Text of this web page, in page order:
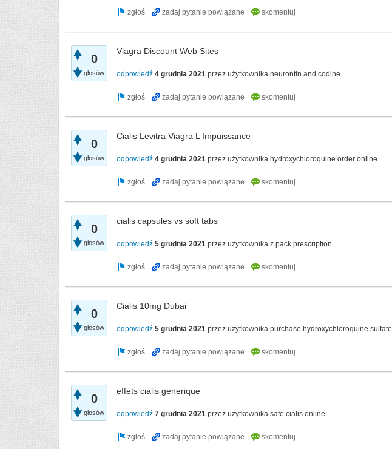
0
głosów
Viagra Discount Web Sites
odpowiedź 4 grudnia 2021 przez użytkownika neurontin and codine
0
głosów
Cialis Levitra Viagra L Impuissance
odpowiedź 4 grudnia 2021 przez użytkownika hydroxychloroquine order online
0
głosów
cialis capsules vs soft tabs
odpowiedź 5 grudnia 2021 przez użytkownika z pack prescription
0
głosów
Cialis 10mg Dubai
odpowiedź 5 grudnia 2021 przez użytkownika purchase hydroxychloroquine sulfate
0
głosów
effets cialis generique
odpowiedź 7 grudnia 2021 przez użytkownika safe cialis online